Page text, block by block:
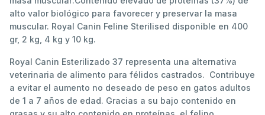
alto valor biológico para favorecer y preservar la masa
muscular. Royal Canin Feline Sterilised disponible en 400
gr, 2 kg, 4 kg y 10 kg.
Royal Canin Esterilizado 37 representa una alternativa
veterinaria de alimento para félidos castrados. Contribuye
a evitar el aumento no deseado de peso en gatos adultos
de 1 a 7 años de edad. Gracias a su bajo contenido en